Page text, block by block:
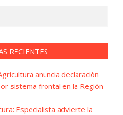
RECIENTES
anuncia declaración
sistema frontal en la Región
Especialista advierte la